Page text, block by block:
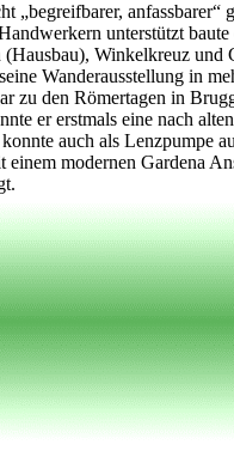
„begreifbarer, anfassbarer“
unterstützt
Winkelkreuz und
Wanderausstellung in
zu den Römertagen in
er erstmals eine nach
auch als Lenzpumpe
modernen Gardena